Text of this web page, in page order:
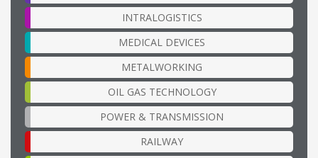
INTRALOGISTICS
MEDICAL DEVICES
METALWORKING
OIL GAS TECHNOLOGY
POWER & TRANSMISSION
RAILWAY